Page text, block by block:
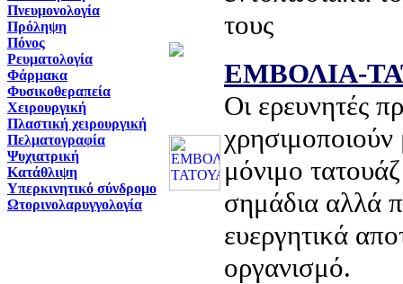
Πνευμονολογία
Πρόληψη
Πόνος
Ρευματολογία
Φάρμακα
Φυσικοθεραπεία
Χειρουργική
Πλαστική χειρουργική
Πελματογραφία
Ψυχιατρική
Κατάθλιψη
Υπερκινητικό σύνδρομο
Ωτορινολαρυγγολογία
τους
ΕΜΒΟΛΙΑ-
Oι ερευνητές
μόνιμο
σημάδια αλλά
ευεργητικά
οργανισμό.